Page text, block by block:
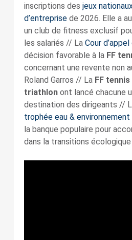
inscriptions des jeux
d’entreprisede 2026. Elle a
un club de fitness exclusif
les salariés // La Cour
décision favorable à la FF
concernant une revente non
Roland Garros // La FF
triathlon ont lancé chacune
destination des dirigeants //
trophée eau & environnement
la banque populaire pour
dans la transitions